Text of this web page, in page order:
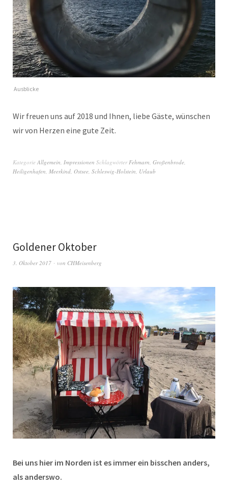
Ausblicke
Wir freuen uns auf 2018 und Ihnen, liebe Gäste, wünschen
wir von Herzen eine gute Zeit.
Kategorie Allgemein Impressionen Schlagwörter Fehmarn Großenbrode
Heiligenhafen Meerkind Ostsee Schleswig-Holstein Urlaub
Goldener Oktober
3. Oktober 2017 von CHMeisenberg
Bei uns hier im Norden ist es immer ein bisschen anders,
als anderswo.